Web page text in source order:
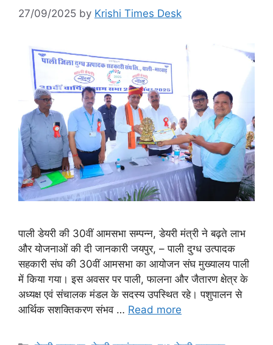
27/09/2025 by Krishi Times Desk
पाली डेयरी की 30वीं आमसभा सम्पन्न, डेयरी मंत्री ने बढ़ते लाभ
और योजनाओं की दी जानकारी जयपुर, – पाली दुग्ध उत्पादक
सहकारी संघ की 30वीं आमसभा का आयोजन संघ मुख्यालय पाली
में किया गया। इस अवसर पर पाली, फालना और जैतारण क्षेत्र के
अध्यक्ष एवं संचालक मंडल के सदस्य उपस्थित रहे। पशुपालन से
आर्थिक सशक्तिकरण संभव … Read more